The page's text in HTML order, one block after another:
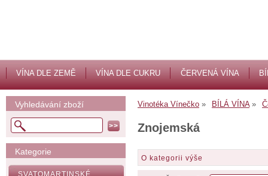
VÍNA DLE ZEMĚ VÍNA DLE CUKRU ČERVENÁ VÍNA
Vinotéka Vínečko BÍLÁ VÍNA
Znojemská
O kategorii výše
Vyhledávání zboží
Kategorie
SVATOMARTINSKÉ